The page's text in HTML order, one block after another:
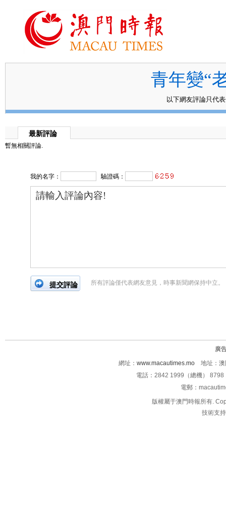
青年變“
以下網友評論只代
最新評論
暫無相關評論.
我的名字： 驗證碼：
所有評論僅代表網友意見，時事新聞網保持中立。
廣
網址： www.macautimes.mo 地址：澳
電話：2842 1999（總機）
電郵：
版權屬于澳門時報所有.
技術支